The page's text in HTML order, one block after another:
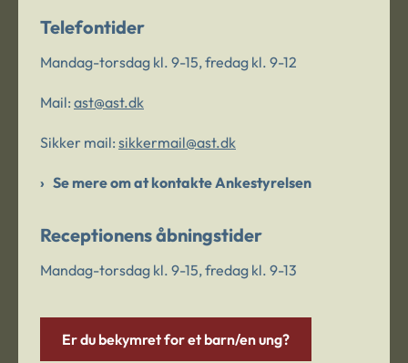
Telefontider
Mandag-torsdag kl. 9-15, fredag kl. 9-12
Mail: ast@ast.dk
Sikker mail: sikkermail@ast.dk
Se mere om at kontakte Ankestyrelsen
Receptionens åbningstider
Mandag-torsdag kl. 9-15, fredag kl. 9-13
Er du bekymret for et barn/en ung?